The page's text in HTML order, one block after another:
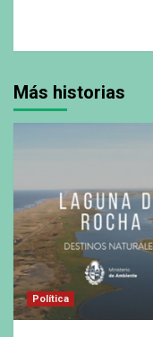
Más historias
Política